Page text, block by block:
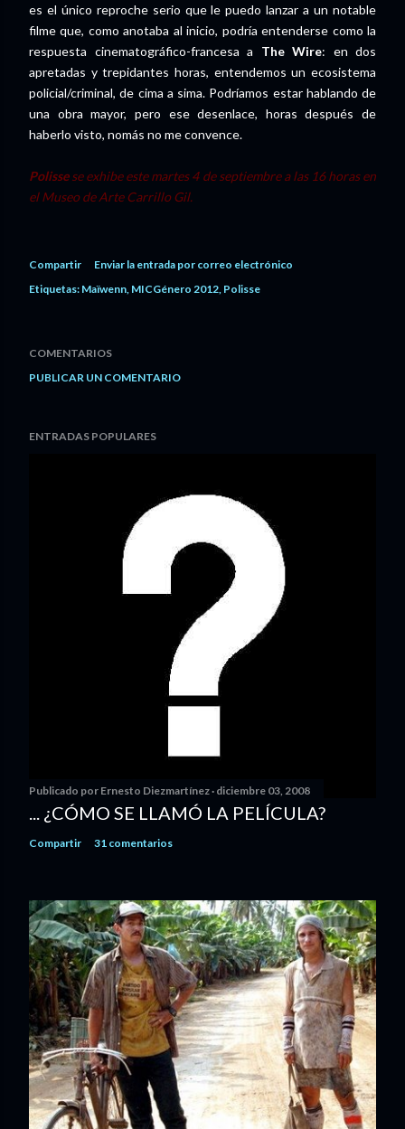
es el único reproche serio que le puedo lanzar a un notable
filme que, como anotaba al inicio, podría entenderse como la
respuesta cinematográfico-francesa a The Wire: en dos
apretadas y trepidantes horas, entendemos un ecosistema
policial/criminal, de cima a sima. Podríamos estar hablando de
una obra mayor, pero ese desenlace, horas después de
haberlo visto, nomás no me convence.
Polissese exhibe este martes 4 de septiembre a las 16 horas en
el Museo de Arte Carrillo Gil.
Compartir
Enviar la entrada por correo electrónico
Etiquetas: Maïwenn MICGénero 2012 Polisse
COMENTARIOS
PUBLICAR UN COMENTARIO
ENTRADAS POPULARES
Publicado por Ernesto Diezmartínez diciembre 03, 2008
... ¿CÓMO SE LLAMÓ LA PELÍCULA?
Compartir 31 comentarios